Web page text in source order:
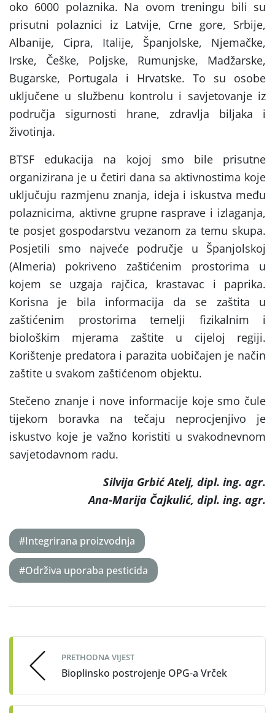
oko 6000 polaznika. Na ovom treningu bili su
prisutni polaznici iz Latvije, Crne gore, Srbije,
Albanije, Cipra, Italije, Španjolske, Njemačke,
Irske, Češke, Poljske, Rumunjske, Madžarske,
Bugarske, Portugala i Hrvatske. To su osobe
uključene u službenu kontrolu i savjetovanje iz
područja sigurnosti hrane, zdravlja biljaka i
životinja.
BTSF edukacija na kojoj smo bile prisutne
organizirana je u četiri dana sa aktivnostima koje
uključuju razmjenu znanja, ideja i iskustva među
polaznicima, aktivne grupne rasprave i izlaganja,
te posjet gospodarstvu vezanom za temu skupa.
Posjetili smo najveće područje u Španjolskoj
(Almeria) pokriveno zaštićenim prostorima u
kojem se uzgaja rajčica, krastavac i paprika.
Korisna je bila informacija da se zaštita u
zaštićenim prostorima temelji fizikalnim i
biološkim mjerama zaštite u cijeloj regiji.
Korištenje predatora i parazita uobičajen je način
zaštite u svakom zaštićenom objektu.
Stečeno znanje i nove informacije koje smo čule
tijekom boravka na tečaju neprocjenjivo je
iskustvo koje je važno koristiti u svakodnevnom
savjetodavnom radu.
Silvija Grbić Atelj, dipl. ing. agr.
Ana-Marija Čajkulić, dipl. ing. agr.
#Integrirana proizvodnja
#Održiva uporaba pesticida
navigation
PRETHODNA VIJEST
Bioplinsko postrojenje OPG-a Vrček